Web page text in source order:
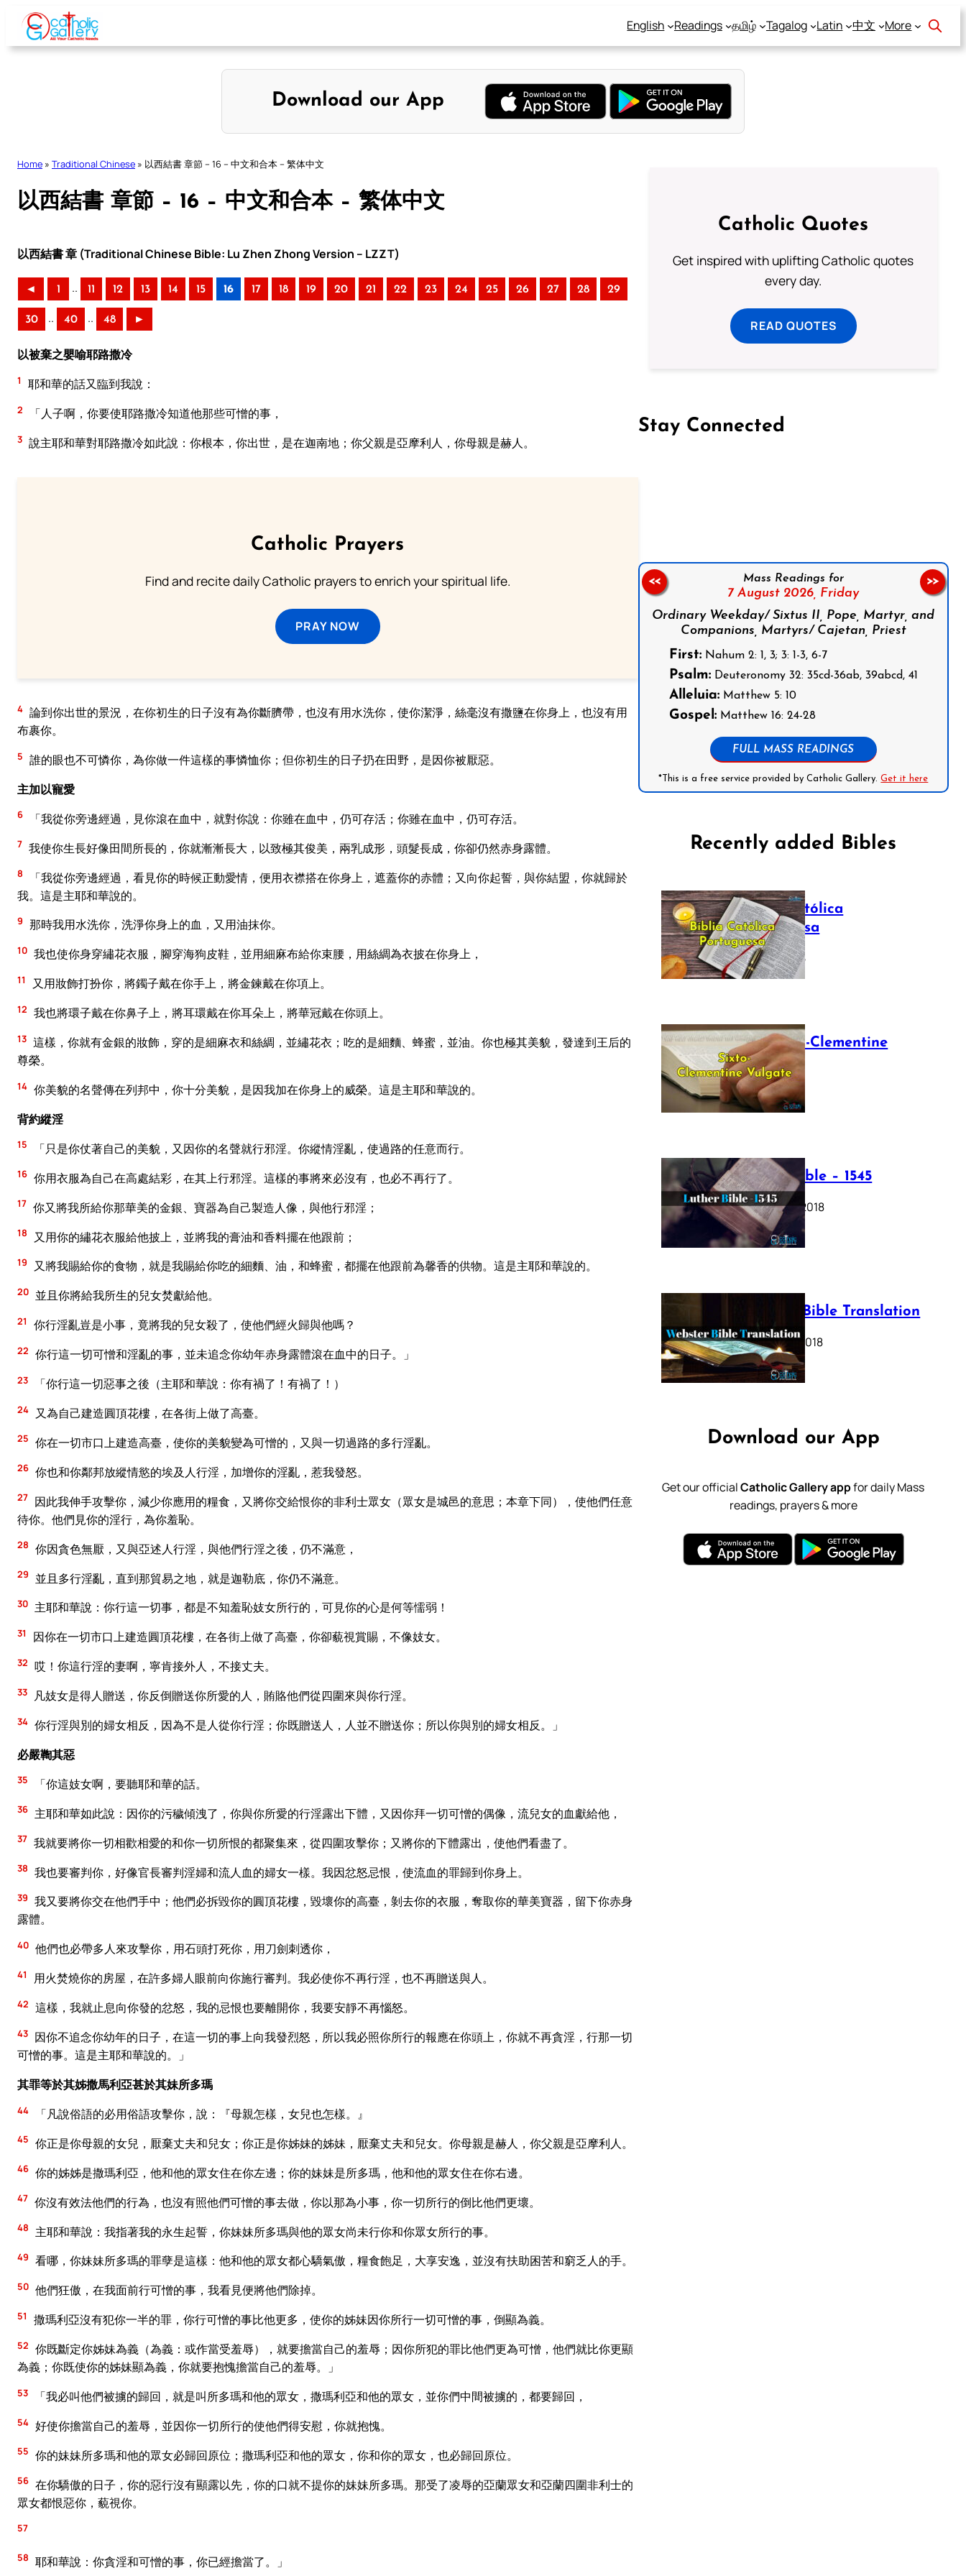
Skip
content
English Readings தமிழ் Tagalog Latin 中文 More
Download our App
Home » Traditional Chinese » 以西結書 章節 – 16 – 中文和合本 – 繁体中文
以西結書 章節 – 16 – 中文和合本 – 繁体中文
以西結書 章 (Traditional Chinese Bible: Lu Zhen Zhong Version – LZZT)
◄ 1 .. 11 12 13 14 15 16 17 18 19 20 21 22 23 24 25 26 27 28 29
30 .. 40 .. 48 ►
以被棄之嬰喻耶路撒冷
1 耶和華的話又臨到我說：
2 「人子啊，你要使耶路撒冷知道他那些可憎的事，
3 說主耶和華對耶路撒冷如此說：你根本，你出世，是在迦南地；你父親是亞摩利人，你母親是赫人。
Catholic Prayers
Find and recite daily Catholic prayers to enrich your spiritual life.
PRAY NOW
4 論到你出世的景況，在你初生的日子沒有為你斷臍帶，也沒有用水洗你，使你潔淨，絲毫沒有撒鹽在你身上，也沒有用
布裹你。
5 誰的眼也不可憐你，為你做一件這樣的事憐恤你；但你初生的日子扔在田野，是因你被厭惡。
主加以寵愛
6 「我從你旁邊經過，見你滾在血中，就對你說：你雖在血中，仍可存活；你雖在血中，仍可存活。
7 我使你生長好像田間所長的，你就漸漸長大，以致極其俊美，兩乳成形，頭髮長成，你卻仍然赤身露體。
8
「我從你旁邊經過，看見你的時候正動愛情，便用衣襟搭在你身上，遮蓋你的赤體；又向你起誓，與你結盟，你就歸於
我。這是主耶和華說的。
9 那時我用水洗你，洗淨你身上的血，又用油抹你。
10 我也使你身穿繡花衣服，腳穿海狗皮鞋，並用細麻布給你束腰，用絲綢為衣披在你身上，
11 又用妝飾打扮你，將鐲子戴在你手上，將金鍊戴在你項上。
12 我也將環子戴在你鼻子上，將耳環戴在你耳朵上，將華冠戴在你頭上。
13 這樣，你就有金銀的妝飾，穿的是細麻衣和絲綢，並繡花衣；吃的是細麵、蜂蜜，並油。你也極其美貌，發達到王后的
尊榮。
14 你美貌的名聲傳在列邦中，你十分美貌，是因我加在你身上的威榮。這是主耶和華說的。
背約縱淫
15 「只是你仗著自己的美貌，又因你的名聲就行邪淫。你縱情淫亂，使過路的任意而行。
16 你用衣服為自己在高處結彩，在其上行邪淫。這樣的事將來必沒有，也必不再行了。
17 你又將我所給你那華美的金銀、寶器為自己製造人像，與他行邪淫；
18 又用你的繡花衣服給他披上，並將我的膏油和香料擺在他跟前；
19 又將我賜給你的食物，就是我賜給你吃的細麵、油，和蜂蜜，都擺在他跟前為馨香的供物。這是主耶和華說的。
20 並且你將給我所生的兒女焚獻給他。
21 你行淫亂豈是小事，竟將我的兒女殺了，使他們經火歸與他嗎？
22 你行這一切可憎和淫亂的事，並未追念你幼年赤身露體滾在血中的日子。」
23 「你行這一切惡事之後（主耶和華說：你有禍了！有禍了！）
24 又為自己建造圓頂花樓，在各街上做了高臺。
25 你在一切市口上建造高臺，使你的美貌變為可憎的，又與一切過路的多行淫亂。
26 你也和你鄰邦放縱情慾的埃及人行淫，加增你的淫亂，惹我發怒。
27 因此我伸手攻擊你，減少你應用的糧食，又將你交給恨你的非利士眾女（眾女是城邑的意思；本章下同），使他們任意
待你。他們見你的淫行，為你羞恥。
28 你因貪色無厭，又與亞述人行淫，與他們行淫之後，仍不滿意，
29 並且多行淫亂，直到那貿易之地，就是迦勒底，你仍不滿意。
30 主耶和華說：你行這一切事，都是不知羞恥妓女所行的，可見你的心是何等懦弱！
31 因你在一切市口上建造圓頂花樓，在各街上做了高臺，你卻藐視賞賜，不像妓女。
32 哎！你這行淫的妻啊，寧肯接外人，不接丈夫。
33 凡妓女是得人贈送，你反倒贈送你所愛的人，賄賂他們從四圍來與你行淫。
34 你行淫與別的婦女相反，因為不是人從你行淫；你既贈送人，人並不贈送你；所以你與別的婦女相反。」
必嚴鞫其惡
35 「你這妓女啊，要聽耶和華的話。
36 主耶和華如此說：因你的污穢傾洩了，你與你所愛的行淫露出下體，又因你拜一切可憎的偶像，流兒女的血獻給他，
37 我就要將你一切相歡相愛的和你一切所恨的都聚集來，從四圍攻擊你；又將你的下體露出，使他們看盡了。
38 我也要審判你，好像官長審判淫婦和流人血的婦女一樣。我因忿怒忌恨，使流血的罪歸到你身上。
39 我又要將你交在他們手中；他們必拆毀你的圓頂花樓，毀壞你的高臺，剝去你的衣服，奪取你的華美寶器，留下你赤身
露體。
40 他們也必帶多人來攻擊你，用石頭打死你，用刀劍刺透你，
41 用火焚燒你的房屋，在許多婦人眼前向你施行審判。我必使你不再行淫，也不再贈送與人。
42 這樣，我就止息向你發的忿怒，我的忌恨也要離開你，我要安靜不再惱怒。
43 因你不追念你幼年的日子，在這一切的事上向我發烈怒，所以我必照你所行的報應在你頭上，你就不再貪淫，行那一切
可憎的事。這是主耶和華說的。」
其罪等於其姊撒馬利亞甚於其妹所多瑪
44 「凡說俗語的必用俗語攻擊你，說：『母親怎樣，女兒也怎樣。』
45 你正是你母親的女兒，厭棄丈夫和兒女；你正是你姊妹的姊妹，厭棄丈夫和兒女。你母親是赫人，你父親是亞摩利人。
46 你的姊姊是撒瑪利亞，他和他的眾女住在你左邊；你的妹妹是所多瑪，他和他的眾女住在你右邊。
47 你沒有效法他們的行為，也沒有照他們可憎的事去做，你以那為小事，你一切所行的倒比他們更壞。
48 主耶和華說：我指著我的永生起誓，你妹妹所多瑪與他的眾女尚未行你和你眾女所行的事。
49 看哪，你妹妹所多瑪的罪孽是這樣：他和他的眾女都心驕氣傲，糧食飽足，大享安逸，並沒有扶助困苦和窮乏人的手。
50 他們狂傲，在我面前行可憎的事，我看見便將他們除掉。
51 撒瑪利亞沒有犯你一半的罪，你行可憎的事比他更多，使你的姊妹因你所行一切可憎的事，倒顯為義。
52 你既斷定你姊妹為義（為義：或作當受羞辱），就要擔當自己的羞辱；因你所犯的罪比他們更為可憎，他們就比你更顯
為義；你既使你的姊妹顯為義，你就要抱愧擔當自己的羞辱。」
53 「我必叫他們被擄的歸回，就是叫所多瑪和他的眾女，撒瑪利亞和他的眾女，並你們中間被擄的，都要歸回，
54 好使你擔當自己的羞辱，並因你一切所行的使他們得安慰，你就抱愧。
55 你的妹妹所多瑪和他的眾女必歸回原位；撒瑪利亞和他的眾女，你和你的眾女，也必歸回原位。
56 在你驕傲的日子，你的惡行沒有顯露以先，你的口就不提你的妹妹所多瑪。那受了凌辱的亞蘭眾女和亞蘭四圍非利士的
眾女都恨惡你，藐視你。
57
58 耶和華說：你貪淫和可憎的事，你已經擔當了。」
Catholic Quotes
Get inspired with uplifting Catholic quotes
every day.
READ QUOTES
Stay Connected
Mass Readings for
7 August 2026, Friday
Ordinary Weekday/ Sixtus II, Pope, Martyr, and
Companions, Martyrs/ Cajetan, Priest
First:Nahum 2: 1, 3; 3: 1-3, 6-7
Psalm:Deuteronomy 32: 35cd-36ab, 39abcd, 41
Alleluia:Matthew 5: 10
Gospel:Matthew 16: 24-28
FULL MASS READINGS
*This is a free service provided by Catholic Gallery.Get it here
<< >>
Recently added Bibles
Bíblia Católica
Portuguesa
July 16, 2025
The Sixto-Clementine
Vulgate
July 12, 2025
Luther Bible – 1545
October 17, 2018
Webster Bible Translation
October 11, 2018
Download our App
Get our officialCatholic Gallery appfor daily Mass
readings, prayers & more